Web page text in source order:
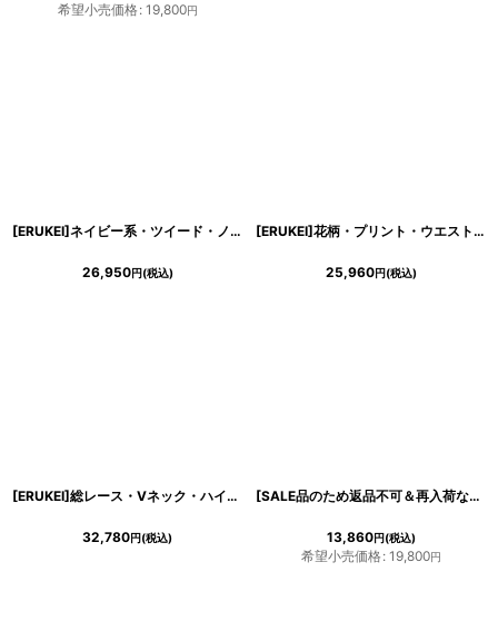
希望小売価格: 19,800円
[ERUKEI]ネイビー系・ツイード・ノースリーブ・パイピング・Aライン・ミディアムドレス・ワンピース[黒木麗奈着用]《送料＆代引き手数料無料》
26,950円(税込)
[ERUKEI]花柄・プリント・ウエストリボン・サテン・ハートカット・フリルスリーブ・Aライン・ロングドレス[黒木麗奈・関あいか着用]《送料＆代引き手数料無料》
25,960円(税込)
[ERUKEI]総レース・Vネック・ハイウエスト・フリル・Aライン・ノースリーブ・ロングドレス[山崎みどり着用]《送料＆代引き手数料無料》mybkwh
32,780円(税込)
[SALE品のため返品不可＆再入荷なしの現品限り][ERUKEI]ピンクベージュ・レースケープ・ボレロ・2WAY・ 膝丈・ノースリーブ・タイト・ミニドレス・ワンピース[山崎みどり着用]
13,860円(税込)
希望小売価格: 19,800円